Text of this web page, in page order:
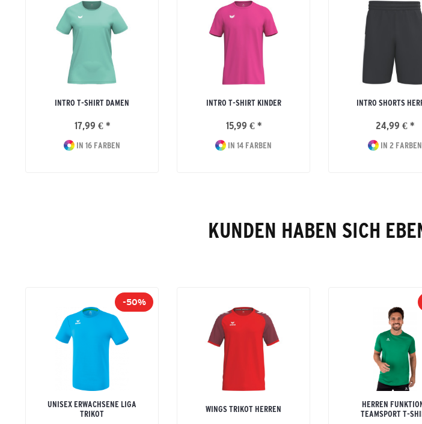
INTRO T-SHIRT DAMEN
17,99 € *
IN 16 FARBEN
INTRO T-SHIRT KINDER
15,99 € *
IN 14 FARBEN
INTRO SHORTS
24,99 € *
IN 2 FARBEN
KUNDEN HABEN SICH
-50%
UNISEX ERWACHSENE LIGA
TRIKOT
WINGS TRIKOT HERREN
HERREN
TEAMSPORT T-